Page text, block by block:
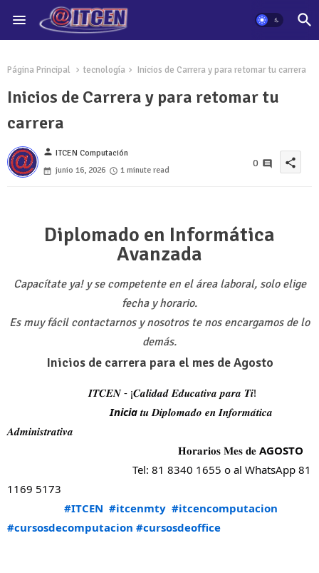
Página Principal tecnología Inicios de Carrera y para retomar tu carrera
Inicios de Carrera y para retomar tu
carrera
person ITCEN Computación
junio 16, 2026
1 minute read
0 share
Diplomado en Informática
Avanzada
Capacítate ya! y se competente en el área laboral, solo elige
fecha y horario.
Es muy fácil contactarnos y nosotros te nos encargamos de lo
demás.
Inicios de carrera para el mes de Agosto
𝑰𝑻𝑪𝑬𝑵 - ¡𝑪𝒂𝒍𝒊𝒅𝒂𝒅 𝑬𝒅𝒖𝒄𝒂𝒕𝒊𝒗𝒂 𝒑𝒂𝒓𝒂 𝑻𝒊!
Inicia 𝒕𝒖 𝑫𝒊𝒑𝒍𝒐𝒎𝒂𝒅𝒐 𝒆𝒏 𝑰𝒏𝒇𝒐𝒓𝒎𝒂́𝒕𝒊𝒄𝒂
𝑨𝒅𝒎𝒊𝒏𝒊𝒔𝒕𝒓𝒂𝒕𝒊𝒗𝒂
𝐇𝐨𝐫𝐚𝐫𝐢𝐨𝐬 𝐌𝐞𝐬 𝐝𝐞 AGOSTO
Tel: 81 8340 1655 o al WhatsApp 81
1169 5173
#ITCEN #itcenmty #itcencomputacion
#cursosdecomputacion #cursosdeoffice